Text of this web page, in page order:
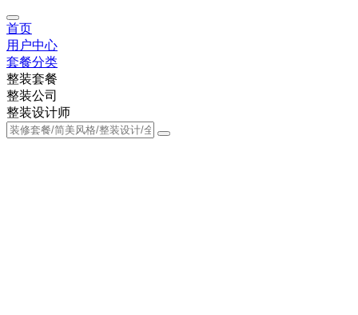
首页
用户中心
套餐分类
整装套餐
整装公司
整装设计师